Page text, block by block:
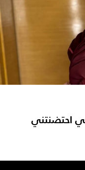
احتضنتني